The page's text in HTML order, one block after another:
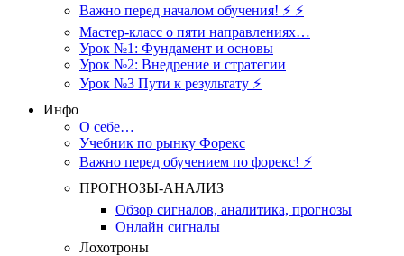
Важно перед началом обучения! ⚡ ⚡
Мастер-класс о пяти направлениях…
Урок №1: Фундамент и основы
Урок №2: Внедрение и стратегии
Урок №3 Пути к результату ⚡️
Инфо
О себе…
Учебник по рынку Форекс
Важно перед обучением по форекс! ⚡
ПРОГНОЗЫ-АНАЛИЗ
Обзор сигналов, аналитика, прогнозы
Онлайн сигналы
Лохотроны